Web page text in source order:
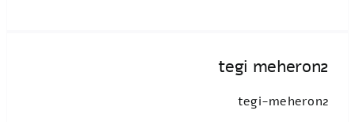
tegi meheron2
tegi-meheron2